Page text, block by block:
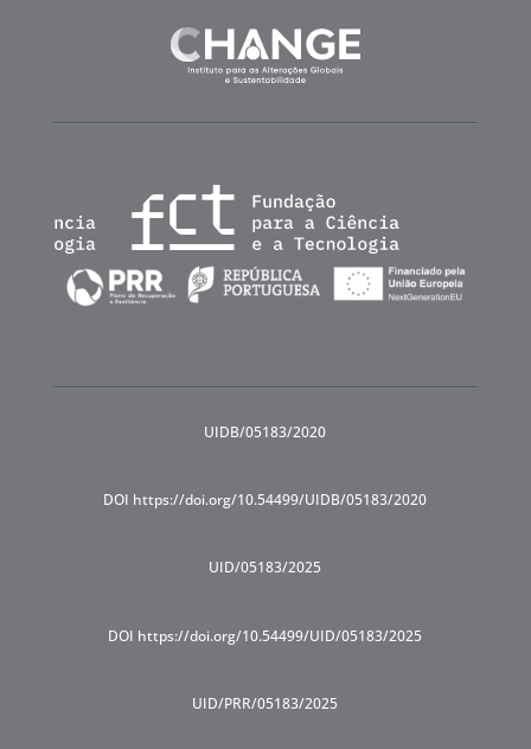
UIDB/05183/2020
DOI https://doi.org/10.54499/UIDB/05183/2020
UID/05183/2025
DOI https://doi.org/10.54499/UID/05183/2025
UID/PRR/05183/2025